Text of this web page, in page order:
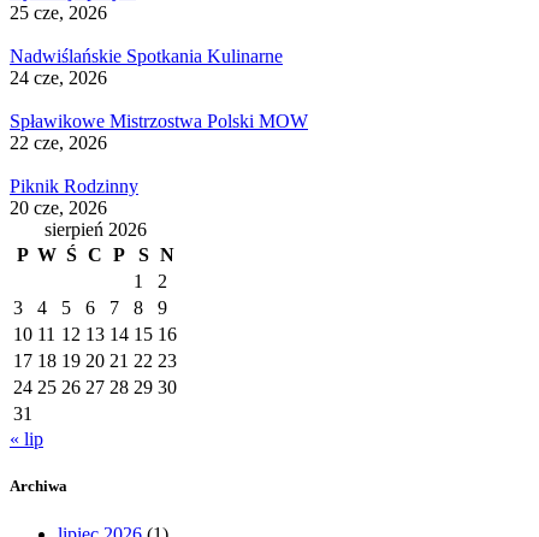
25 cze, 2026
Nadwiślańskie Spotkania Kulinarne
24 cze, 2026
Spławikowe Mistrzostwa Polski MOW
22 cze, 2026
Piknik Rodzinny
20 cze, 2026
sierpień 2026
P W Ś C P S N
1
2
3
4 5 6 7 8
9
10 11 12 13 14 15 16
17 18 19 20 21 22 23
24 25 26 27 28 29 30
31
« lip
Archiwa